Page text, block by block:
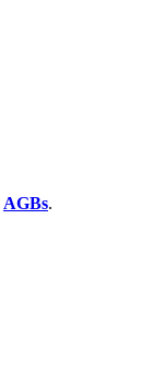
AGBs.